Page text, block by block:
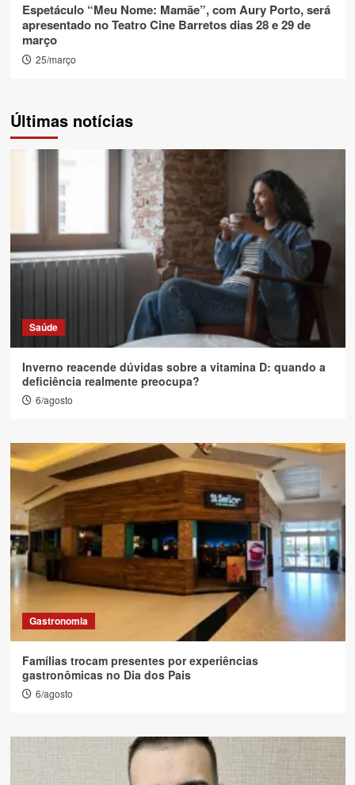
Espetáculo “Meu Nome: Mamãe”, com Aury Porto, será
apresentado no Teatro Cine Barretos dias 28 e 29 de
março
25/março
Últimas notícias
Saúde
Inverno reacende dúvidas sobre a vitamina D: quando a
deficiência realmente preocupa?
6/agosto
Gastronomia
Famílias trocam presentes por experiências
gastronômicas no Dia dos Pais
6/agosto